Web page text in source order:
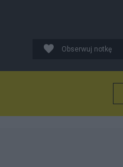
Obserwuj notkę